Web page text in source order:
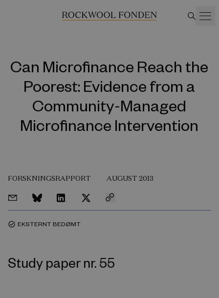
Can Microfinance Reach the
Poorest: Evidence from a
Community-Managed
Microfinance Intervention
FORSKNINGSRAPPORT AUGUST 2013
task_alt EKSTERNT BEDØMT
Study paper nr. 55